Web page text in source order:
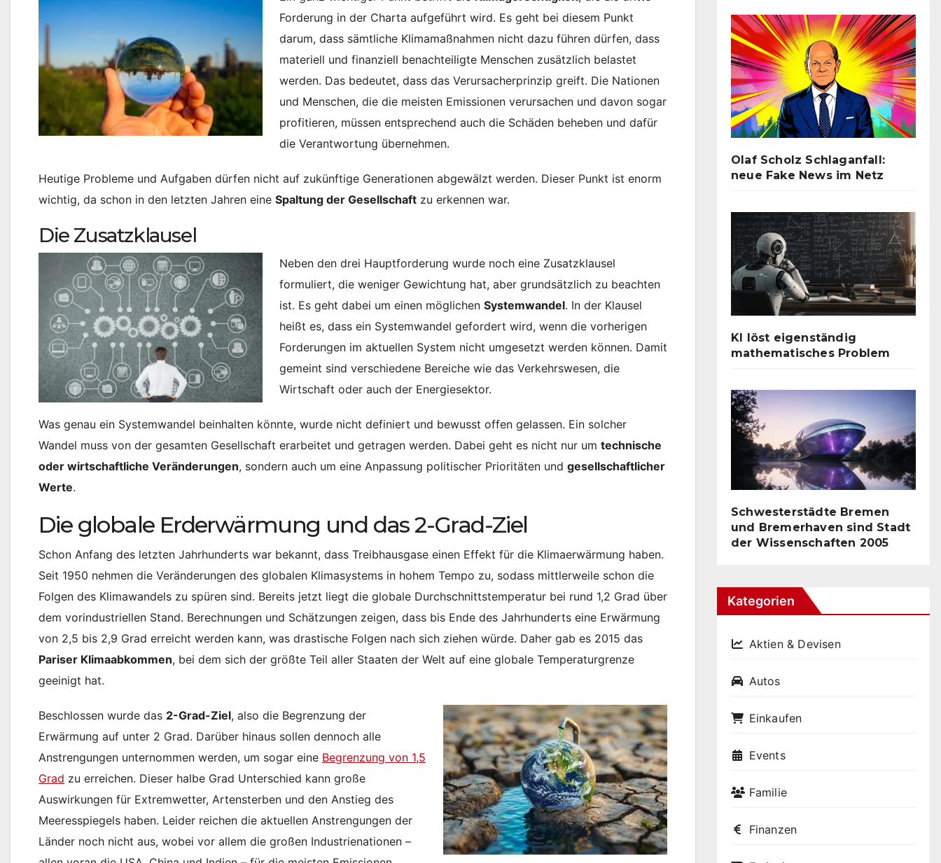
Forderung in der Charta aufgeführt wird. Es geht bei diesem Punkt
darum, dass sämtliche Klimamaßnahmen nicht dazu führen dürfen, dass
materiell und finanziell benachteiligte Menschen zusätzlich belastet
werden. Das bedeutet, dass das Verursacherprinzip greift. Die Nationen
und Menschen, die die meisten Emissionen verursachen und davon sogar
profitieren, müssen entsprechend auch die Schäden beheben und dafür
die Verantwortung übernehmen.
Heutige Probleme und Aufgaben dürfen nicht auf zukünftige Generationen abgewälzt werden. Dieser Punkt ist enorm
wichtig, da schon in den letzten Jahren eine Spaltung der Gesellschaft zu erkennen war.
Die Zusatzklausel
Neben den drei Hauptforderung wurde noch eine Zusatzklausel
formuliert, die weniger Gewichtung hat, aber grundsätzlich zu beachten
ist. Es geht dabei um einen möglichen Systemwandel. In der Klausel
heißt es, dass ein Systemwandel gefordert wird, wenn die vorherigen
Forderungen im aktuellen System nicht umgesetzt werden können. Damit
gemeint sind verschiedene Bereiche wie das Verkehrswesen, die
Wirtschaft oder auch der Energiesektor.
Was genau ein Systemwandel beinhalten könnte, wurde nicht definiert und bewusst offen gelassen. Ein solcher
Wandel muss von der gesamten Gesellschaft erarbeitet und getragen werden. Dabei geht es nicht nur um technische
oder wirtschaftliche Veränderungen, sondern auch um eine Anpassung politischer Prioritäten und gesellschaftlicher
Werte.
Die globale Erderwärmung und das 2-Grad-Ziel
Schon Anfang des letzten Jahrhunderts war bekannt, dass Treibhausgase einen Effekt für die Klimaerwärmung haben.
Seit 1950 nehmen die Veränderungen des globalen Klimasystems in hohem Tempo zu, sodass mittlerweile schon die
Folgen des Klimawandels zu spüren sind. Bereits jetzt liegt die globale Durchschnittstemperatur bei rund 1,2 Grad über
dem vorindustriellen Stand. Berechnungen und Schätzungen zeigen, dass bis Ende des Jahrhunderts eine Erwärmung
von 2,5 bis 2,9 Grad erreicht werden kann, was drastische Folgen nach sich ziehen würde. Daher gab es 2015 das
Pariser Klimaabkommen, bei dem sich der größte Teil aller Staaten der Welt auf eine globale Temperaturgrenze
geeinigt hat.
Beschlossen wurde das 2-Grad-Ziel, also die Begrenzung der
Erwärmung auf unter 2 Grad. Darüber hinaus sollen dennoch alle
Anstrengungen unternommen werden, um sogar eine Begrenzung von 1,5
Grad zu erreichen. Dieser halbe Grad Unterschied kann große
Auswirkungen für Extremwetter, Artensterben und den Anstieg des
Meeresspiegels haben. Leider reichen die aktuellen Anstrengungen der
Länder noch nicht aus, wobei vor allem die großen Industrienationen –
Olaf Scholz Schlaganfall:
neue Fake News im Netz
KI löst eigenständig
mathematisches Problem
Schwesterstädte Bremen
und Bremerhaven sind Stadt
der Wissenschaften 2005
Kategorien
Aktien & Devisen
Autos
Einkaufen
Events
Familie
Finanzen